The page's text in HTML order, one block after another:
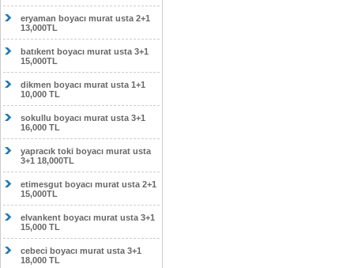
eryaman boyacı murat usta 2+1
13,000TL
batıkent boyacı murat usta 3+1
15,000TL
dikmen boyacı murat usta 1+1
10,000 TL
sokullu boyacı murat usta 3+1
16,000 TL
yapracık toki boyacı murat usta
3+1 18,000TL
etimesgut boyacı murat usta 2+1
15,000TL
elvankent boyacı murat usta 3+1
15,000 TL
cebeci boyacı murat usta 3+1
18,000 TL